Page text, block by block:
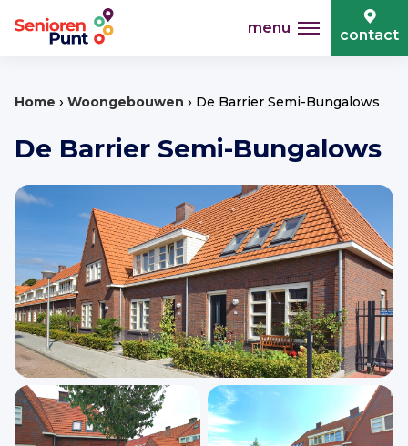
menu contact
Home › Woongebouwen › De Barrier Semi-Bungalows
De Barrier Semi-Bungalows